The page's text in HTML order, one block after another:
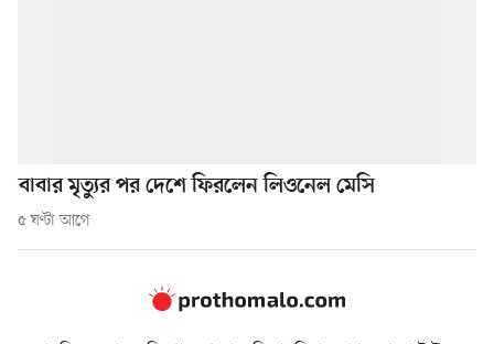
বাবার মৃত্যুর পর দেশে ফিরলেন লিওনেল মেসি
৫ ঘণ্টা আগে